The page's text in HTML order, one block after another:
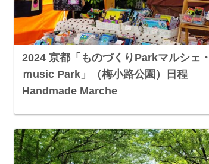
2024 京都「ものづくりParkマルシェ・
ｍusic Park」（梅小路公園）日程
Handmade Marche